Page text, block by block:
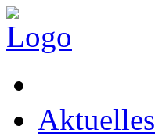
Aktuelles